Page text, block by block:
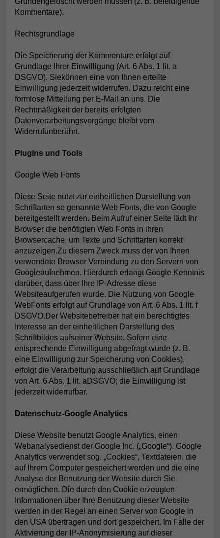
Kommentare).
Rechtsgrundlage
Die Speicherung der Kommentare erfolgt auf
Grundlage Ihrer Einwilligung (Art. 6 Abs. 1 lit. a
DSGVO). Siekönnen eine von Ihnen erteilte
Einwilligung jederzeit widerrufen. Dazu reicht eine
formlose Mitteilung per E-Mail an uns. Die
Rechtmäßigkeit der bereits erfolgten
Datenverarbeitungsvorgänge bleibt vom
Widerrufunberührt.
Plugins und Tools
Google Web Fonts
Diese Seite nutzt zur einheitlichen Darstellung von
Schriftarten so genannte Web Fonts, die von Google
bereitgestellt werden. Beim Aufruf einer Seite lädt Ihr
Browser die benötigten Web Fonts in ihren
Browsercache, um Texte und Schriftarten korrekt
anzuzeigen.Zu diesem Zweck muss der von Ihnen
verwendete Browser Verbindung zu den Servern von
Googleaufnehmen. Hierdurch erlangt Google Kenntnis
darüber, dass über Ihre IP-Adresse diese
Websiteaufgerufen wurde. Die Nutzung von Google
WebFonts erfolgt auf Grundlage von Art. 6 Abs. 1 lit. f
DSGVO.Der Websitebetreiber hat ein berechtigtes
Interesse an der einheitlichen Darstellung des
Schriftbildes aufseiner Website. Sofern eine
entsprechende Einwilligung abgefragt wurde (z. B.
eine Einwilligung zur Speicherung von Cookies),
erfolgt die Verarbeitung ausschließlich auf Grundlage
von Art. 6 Abs. 1 lit. aDSGVO; die Einwilligung ist
jederzeit widerrufbar.
Datenschutz-Google Analytics
Diese Website benutzt Google Analytics, einen
Webanalysedienst der Google Inc. („Google“). Google
Analytics verwendet sog. „Cookies“, Textdateien, die
auf Ihrem Computer gespeichert werden und die eine
Analyse der Benutzung der Website durch Sie
ermöglichen. Die durch den Cookie erzeugten
Informationen über Ihre Benutzung dieser Website
werden in der Regel an einen Server von Google in
den USA übertragen und dort gespeichert. Im Falle der
Aktivierung der IP-Anonymisierung auf dieser